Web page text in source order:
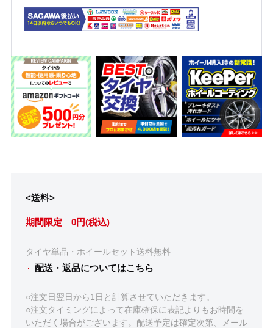
<送料>
期間限定 0円(税込)
タイヤ単品・ホイールセット送料無料
配送・返品についてはこちら
○注文日翌日から1日と計算させていただきます。
○注文タイミングによって在庫確保に表記よりもお時間を
いただく場合がございます。配送予定は確定次第、メール